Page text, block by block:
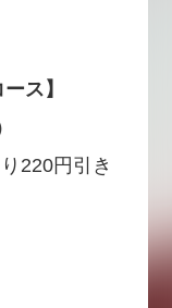
ス】
220円引き